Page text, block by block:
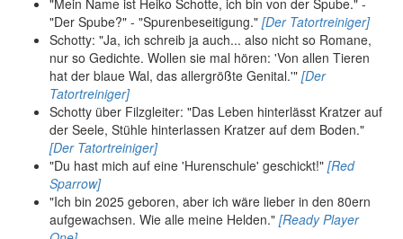
"Mein Name ist Heiko Schotte, ich bin von der Spube." -
"Der Spube?" - "Spurenbeseitigung." [Der Tatortreiniger]
Schotty: "Ja, ich schreib ja auch... also nicht so Romane,
nur so Gedichte. Wollen sie mal hören: 'Von allen Tieren
hat der blaue Wal, das allergrößte Genital.'" [Der
Tatortreiniger]
Schotty über Filzgleiter: "Das Leben hinterlässt Kratzer auf
der Seele, Stühle hinterlassen Kratzer auf dem Boden."
[Der Tatortreiniger]
"Du hast mich auf eine 'Hurenschule' geschickt!" [Red
Sparrow]
"Ich bin 2025 geboren, aber ich wäre lieber in den 80ern
aufgewachsen. Wie alle meine Helden." [Ready Player